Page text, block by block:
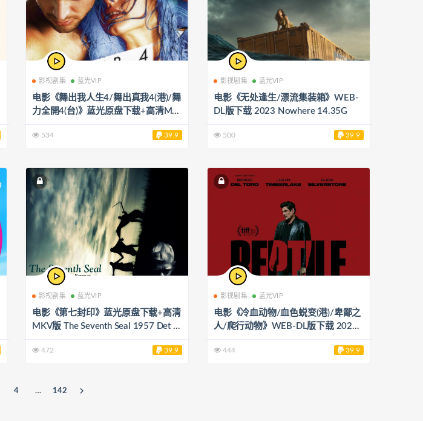
影视剧集 蓝光VIP
电影《舞出我人生4/舞出真我4(港)/舞
力全開4(台)》蓝光原盘下载+高清MK
Up: Revolution 43.1G
534 39.9
影视剧集 蓝光VIP
电影《无处逢生/漂流集装箱》WEB-
DL版下载 2023 Nowhere 14.35G
500 39.9
影视剧集 蓝光VIP
电影《第七封印》蓝光原盘下载+高清
MKV版 The Seventh Seal 1957 Det sj
472 39.9
影视剧集 蓝光VIP
电影《冷血动物/血色蜕变(港)/卑鄙之
人/爬行动物》WEB-DL版下载 2023
444 39.9
4 … 142